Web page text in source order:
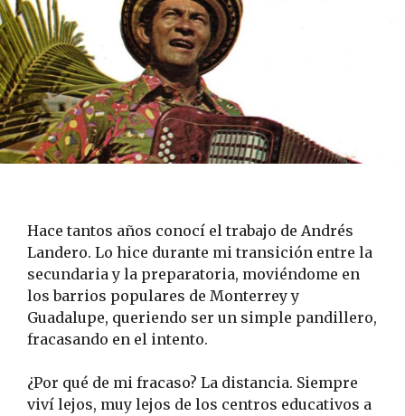
Hace tantos años conocí el trabajo de Andrés
Landero. Lo hice durante mi transición entre la
secundaria y la preparatoria, moviéndome en
los barrios populares de Monterrey y
Guadalupe, queriendo ser un simple pandillero,
fracasando en el intento.
¿Por qué de mi fracaso? La distancia. Siempre
viví lejos, muy lejos de los centros educativos a